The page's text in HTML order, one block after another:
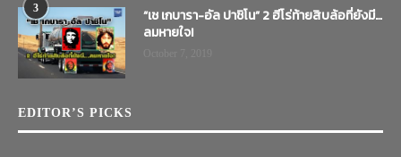
3
“เช เกบารา-อัล ปาชิโน” 2 ฮีโร่ท้ายสิบล้อที่ยังมี…
ลมหายใจ!
EDITOR’S PICKS